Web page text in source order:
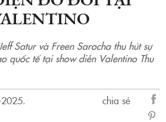
Satur và Freen Sarocha thu hút sự
quốc tế tại show diễn Valentino Thu
chia sẻ
sẻ